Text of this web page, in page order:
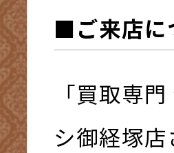
■ご来店に
「買取専
シ御経塚